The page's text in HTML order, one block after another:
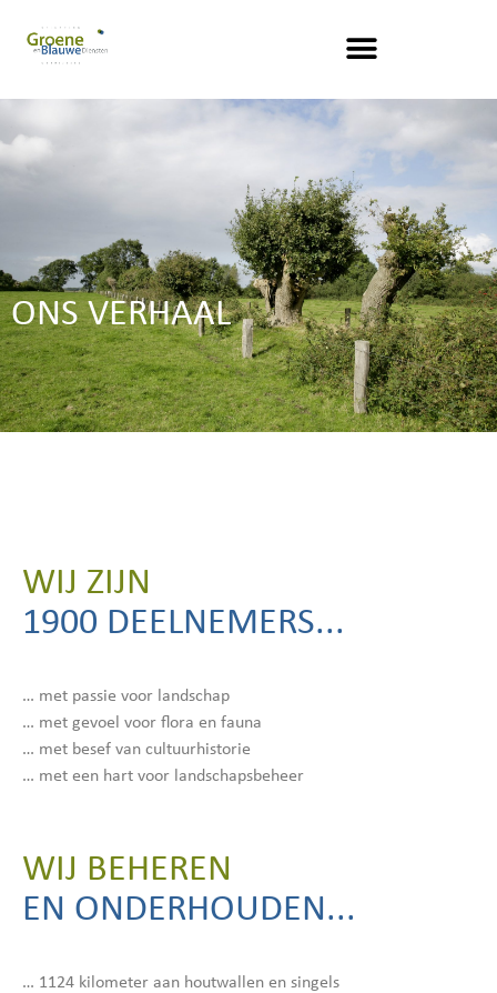
ONS VERHAAL
WIJ ZIJN
1900 DEELNEMERS...
… met passie voor landschap
… met gevoel voor flora en fauna
… met besef van cultuurhistorie
… met een hart voor landschapsbeheer
WIJ BEHEREN
EN ONDERHOUDEN...
… 1124 kilometer aan houtwallen en singels